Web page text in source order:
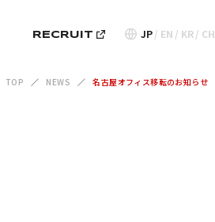
RECRUIT JP EN KR CH
TOP NEWS 名古屋オフィス移転のお知らせ